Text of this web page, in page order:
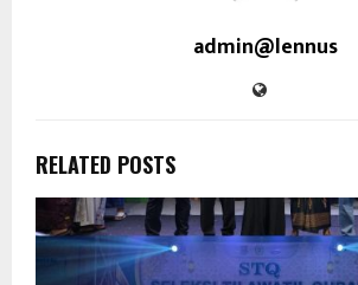
admin@lennus
RELATED POSTS